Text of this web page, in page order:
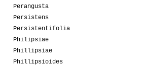
Perangusta
Persistens
Persistentifolia
Philipsiae
Phillipsiae
Phillipsioides